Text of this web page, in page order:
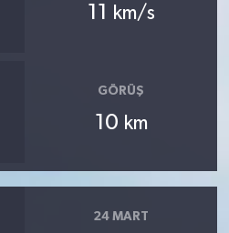
11 km/s
GÖRÜŞ
10 km
24 MART